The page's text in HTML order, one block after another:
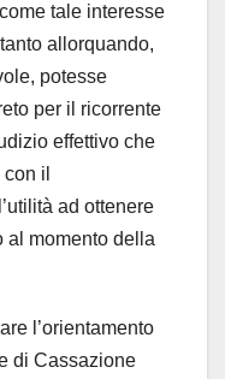
tale interesse
allorquando,
potesse
per il ricorrente
effettivo che
il
ad ottenere
al momento della
l’orientamento
di Cassazione